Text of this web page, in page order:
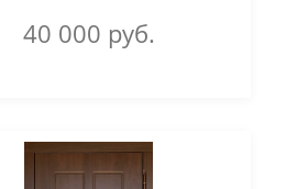
40 000 руб.